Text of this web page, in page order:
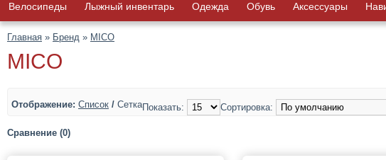
Велосипеды Лыжный инвентарь Одежда Обувь Аксессуары
Главная » Бренд » MICO
MICO
Отображение: Список / СеткаПоказать: Сортировка:
Сравнение (0)